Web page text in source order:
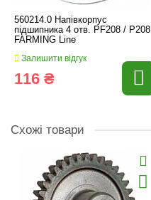
560214.0 Напівкорпус
підшипника 4 отв. PF208 / P208
FARMING Line
Залишити відгук
116 ₴
Схожі товари